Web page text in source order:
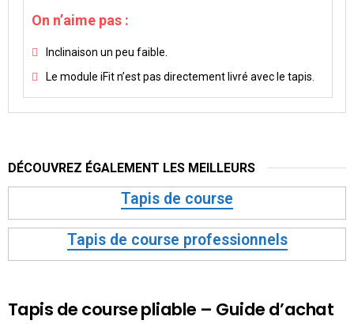
On n’aime pas :
Inclinaison un peu faible.
Le module iFit n’est pas directement livré avec le tapis.
DÉCOUVREZ ÉGALEMENT LES MEILLEURS
Tapis de course
Tapis de course professionnels
Tapis de course pliable – Guide d’achat